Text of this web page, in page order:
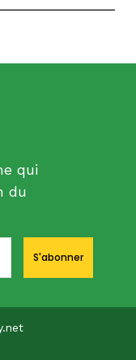
qui
du
S'abonner